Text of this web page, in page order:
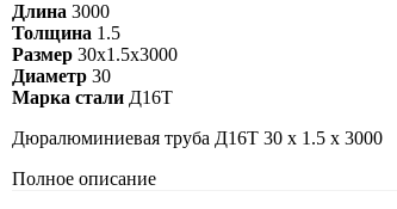
Длина 3000
Толщина 1.5
Размер 30х1.5х3000
Диаметр 30
Марка стали Д16Т
Дюралюминиевая труба Д16Т 30 х 1.5 х 3000
Полное описание